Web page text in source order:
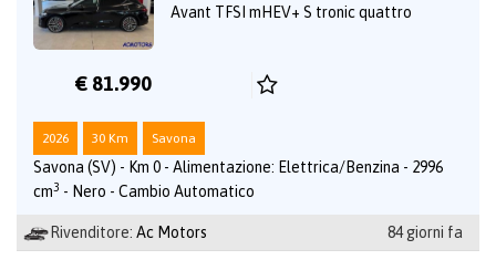
Avant TFSI mHEV+ S tronic quattro
€ 81.990
2026 30 Km Savona
Savona (SV) - Km 0 - Alimentazione: Elettrica/Benzina - 2996
cm3 - Nero - Cambio Automatico
Rivenditore: Ac Motors 84 giorni fa